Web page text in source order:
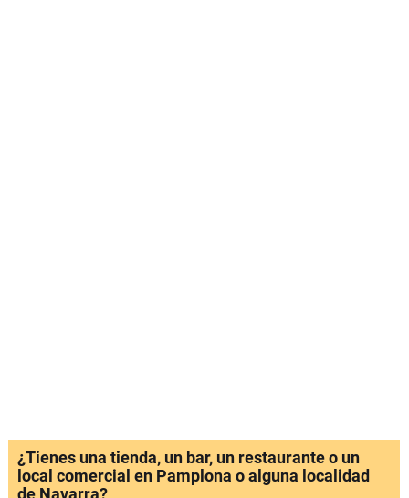
¿Tienes una tienda, un bar, un restaurante o un
local comercial en Pamplona o alguna localidad
de Navarra?